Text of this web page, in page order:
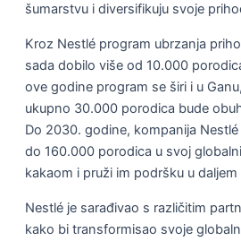
šumarstvu i diversifikuju svoje
Kroz Nestlé program ubrzanja
sada dobilo više od 10.000
ove godine program se širi i u
ukupno 30.000 porodica bude
Do 2030. godine, kompanija
do 160.000 porodica u svoj
kakaom i pruži im podršku u daljem
Nestlé je sarađivao s različitim
kako bi transformisao svoje